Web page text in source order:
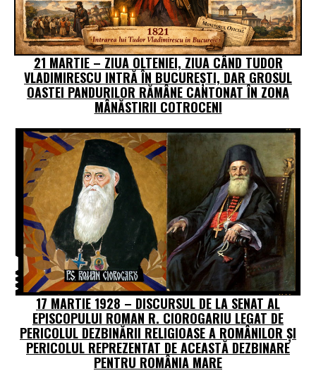
21 MARTIE – ZIUA OLTENIEI, ZIUA CÂND TUDOR
VLADIMIRESCU INTRĂ ÎN BUCUREȘTI, DAR GROSUL
OASTEI PANDURILOR RĂMÂNE CANTONAT ÎN ZONA
MÂNĂSTIRII COTROCENI
17 MARTIE 1928 – DISCURSUL DE LA SENAT AL
EPISCOPULUI ROMAN R. CIOROGARIU LEGAT DE
PERICOLUL DEZBINĂRII RELIGIOASE A ROMÂNILOR ȘI
PERICOLUL REPREZENTAT DE ACEASTĂ DEZBINARE
PENTRU ROMÂNIA MARE